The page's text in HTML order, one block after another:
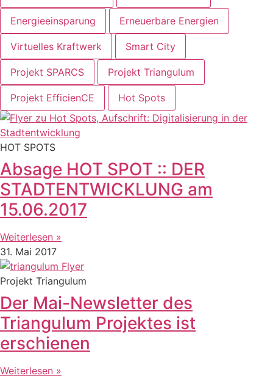
Energieeinsparung Erneuerbare Energien
Virtuelles Kraftwerk Smart City
Projekt SPARCS Projekt Triangulum
Projekt EfficienCE Hot Spots
HOT SPOTS
Absage HOT SPOT :: DER
STADTENTWICKLUNG am
15.06.2017
Weiterlesen »
31. Mai 2017
Projekt Triangulum
Der Mai-Newsletter des
Triangulum Projektes ist
erschienen
Weiterlesen »